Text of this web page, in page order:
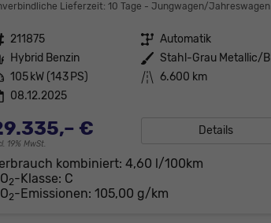
Lieferzeit: 10 Tage Jungwagen/Jahreswagen
211875 Getriebe Automatik
Hybrid Benzin Außenfarbe
105 kW (143 PS) Kilometerstand 6.600 km
08.12.2025
€
19% MwSt.
Details
kombiniert: 4,60 l/100km
2-Klasse: C
2-Emissionen: 105,00 g/km